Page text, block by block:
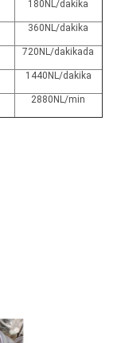
180NL/dakika
360NL/dakika
720NL/dakikada
1440NL/dakika
2880NL/min